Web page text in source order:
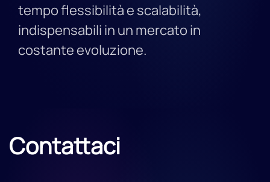
tempo flessibilità e scalabilità,
indispensabili in un mercato in
costante evoluzione.
Contattaci